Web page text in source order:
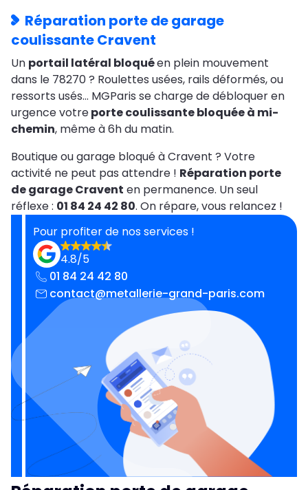
Réparation porte de garage
coulissante Cravent
Un portail latéral bloquéen plein mouvement
dans le 78270 ? Roulettes usées, rails déformés, ou
ressorts usés… MGParis se charge de débloquer en
urgence votreporte coulissante bloquée à mi-
chemin, même à 6h du matin.
Boutique ou garage bloqué à Cravent ? Votre
activité ne peut pas attendre ! Réparation porte
de garage Cravent en permanence. Un seul
réflexe : 01 84 24 42 80. On répare, vous relancez !
Pour profiter de nos services !
4.8/5
01 84 24 42 80
contact@metallerie-grand-paris.com